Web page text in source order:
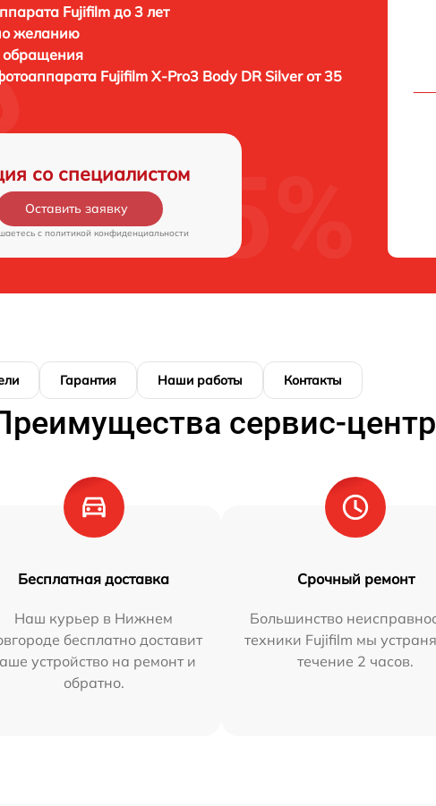
Fujifilm до 3 лет
желанию
обращения
Fujifilm X-Pro3 Body DR Silver от 35
со специалистом
Оставить заявку
c политикой конфиденциальности
Гарантия Наши работы Контакты
сервис-
Бесплатная доставка
Наш курьер в Нижнем
бесплатно доставит
устройство на ремонт и
обратно.
Срочный ремонт
Большинство
техники Fujifilm мы
течение 2 часов.